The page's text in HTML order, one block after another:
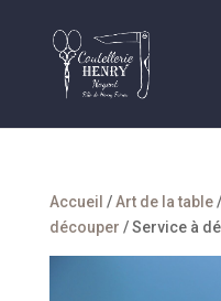
Accueil /Art de la table/
découper / Service à